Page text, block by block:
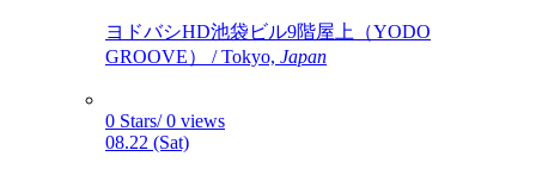
ヨドバシHD池袋ビル9階屋上（YODO
GROOVE） / Tokyo, Japan
0 Stars/ 0 views
08.22 (Sat)